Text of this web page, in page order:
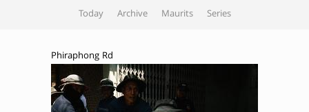
Today Archive Maurits Series
Phiraphong Rd